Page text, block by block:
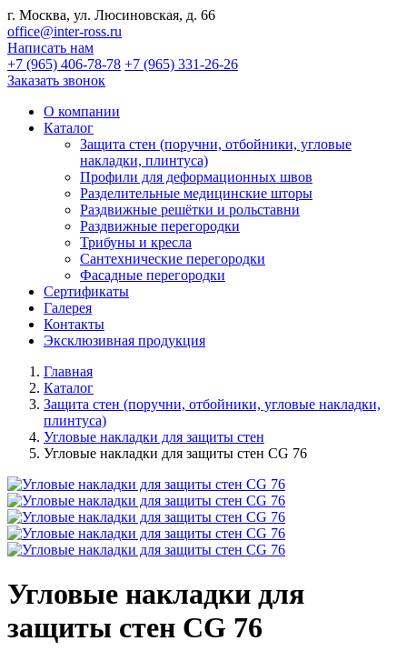
г. Москва, ул. Люсиновская, д. 66
office@inter-ross.ru
Написать нам
+7 (965) 406-78-78 +7 (965) 331-26-26
Заказать звонок
О компании
Каталог
Защита стен (поручни, отбойники, угловые
накладки, плинтуса)
Профили для деформационных швов
Разделительные медицинские шторы
Раздвижные решётки и рольставни
Раздвижные перегородки
Трибуны и кресла
Сантехнические перегородки
Фасадные перегородки
Сертификаты
Галерея
Контакты
Эксклюзивная продукция
Главная
Каталог
Защита стен (поручни, отбойники, угловые накладки,
плинтуса)
Угловые накладки для защиты стен
Угловые накладки для защиты стен CG 76
Угловые накладки для
защиты стен CG 76